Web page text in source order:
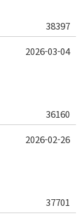
38397
36160
2026-03-04
37701
2026-02-26